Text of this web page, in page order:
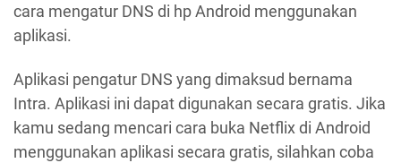
cara mengatur DNS di hp Android menggunakan
aplikasi.
Aplikasi pengatur DNS yang dimaksud bernama
Intra. Aplikasi ini dapat digunakan secara gratis. Jika
kamu sedang mencari cara buka Netflix di Android
menggunakan aplikasi secara gratis, silahkan coba